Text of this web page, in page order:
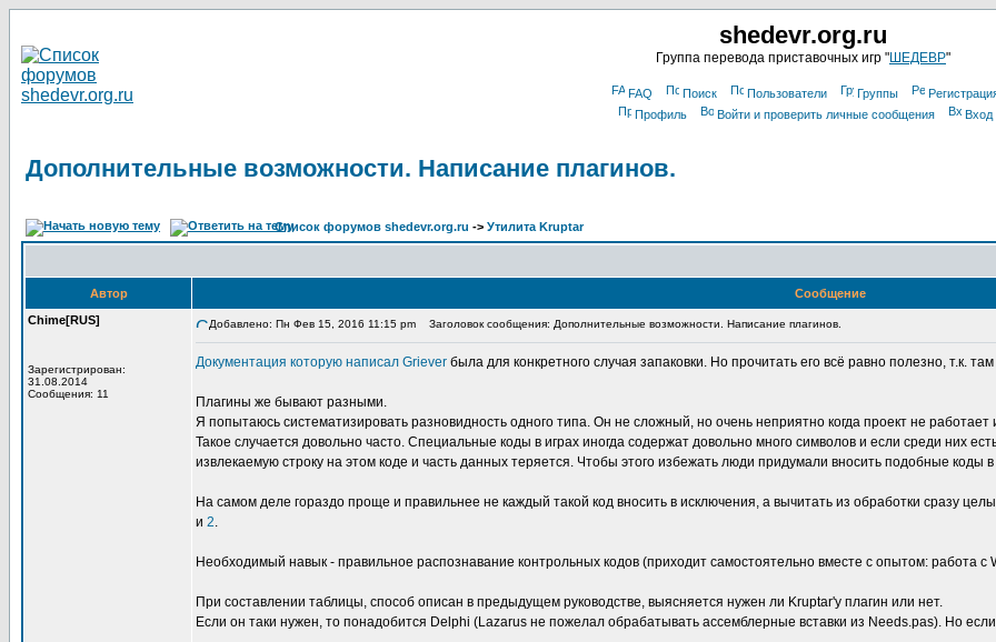
shedevr.org.ru
Группа перевода приставочных игр "ШЕДЕВР"
FAQ Поиск Пользователи Группы
Профиль
Войти и проверить личные сообщения Вход
Дополнительные возможности. Написание плагинов.
Список форумов shedevr.org.ru -> Утилита Kruptar
Автор
Сообщение
Chime[RUS]
Зарегистрирован:
31.08.2014
Сообщения: 11
Добавлено: Пн Фев 15, 2016 11:15 pm Заголовок сообщения: Дополнительные возможности. Написание плагинов.
Документация которую написал Griever была для конкретного случая запаковки. Но прочитать его всё равно полезно, т.к.
Плагины же бывают разными.
Я попытаюсь систематизировать разновидность одного типа. Он не сложный, но очень неприятно когда проект не
Такое случается довольно часто. Специальные коды в играх иногда содержат довольно много символов и если среди них
извлекаемую строку на этом коде и часть данных теряется. Чтобы этого избежать люди придумали вносить подобные коды
На самом деле гораздо проще и правильнее не каждый такой код вносить в исключения, а вычитать из обработки сразу
и 2.
Необходимый навык - правильное распознавание контрольных кодов (приходит самостоятельно вместе с опытом: работа
При составлении таблицы, способ описан в предыдущем руководстве, выясняется нужен ли Kruptar'у плагин или нет.
Если он таки нужен, то понадобится Delphi (Lazarus не пожелал обрабатывать ассемблерные вставки из Needs.pas). Но